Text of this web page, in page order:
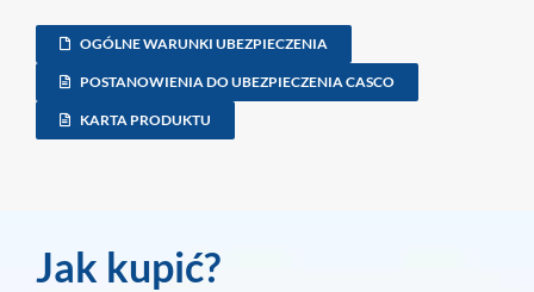
OGÓLNE WARUNKI UBEZPIECZENIA
POSTANOWIENIA DO UBEZPIECZENIA CASCO
KARTA PRODUKTU
Jak kupić?